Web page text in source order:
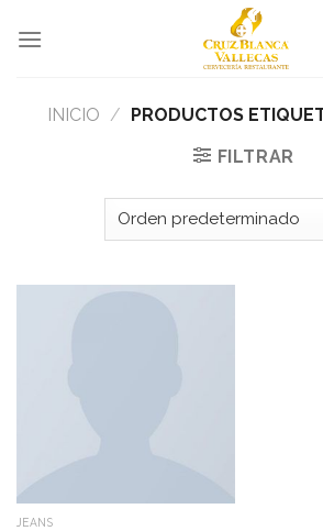
INICIO / PRODUCTOS
FILTRAR
JEANS